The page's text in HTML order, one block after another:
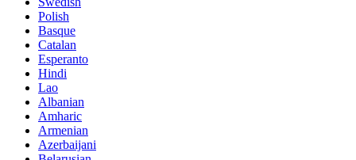
Polish
Basque
Catalan
Esperanto
Hindi
Lao
Albanian
Amharic
Armenian
Azerbaijani